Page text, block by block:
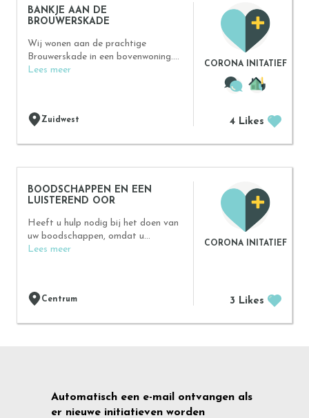
BANKJE AAN DE
BROUWERSKADE
Wij wonen aan de prachtige
Brouwerskade in een bovenwoning....
Lees meer
Zuidwest
CORONA INITATIEF
4 Likes
BOODSCHAPPEN EN EEN
LUISTEREND OOR
Heeft u hulp nodig bij het doen van
uw boodschappen, omdat u...
Lees meer
Centrum
CORONA INITATIEF
3 Likes
Automatisch een e-mail ontvangen als
er nieuwe initiatieven worden